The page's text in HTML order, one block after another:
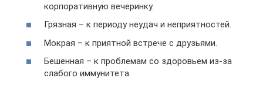
корпоративную вечеринку.
Грязная – к периоду неудач и неприятностей.
Мокрая – к приятной встрече с друзьями.
Бешенная – к проблемам со здоровьем из-за
слабого иммунитета.